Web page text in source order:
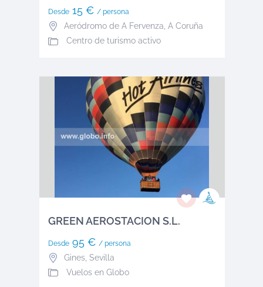
Desde15 € / persona
Aeródromo de A Fervenza A Coruña
Centro de turismo activo
GREEN AEROSTACION S.L.
Desde95 € / persona
Gines, Sevilla
Vuelos en Globo